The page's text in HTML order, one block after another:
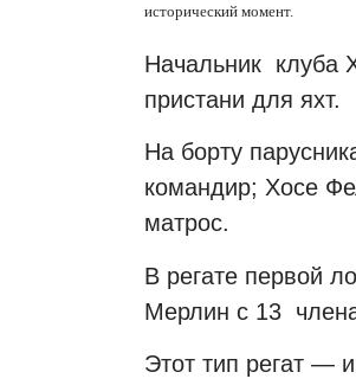
исторический момент.
Начальник клуба
пристани для яхт.
На борту
командир; Хосе
матрос.
В регате первой
Мерлин с 13
Этот тип регат —